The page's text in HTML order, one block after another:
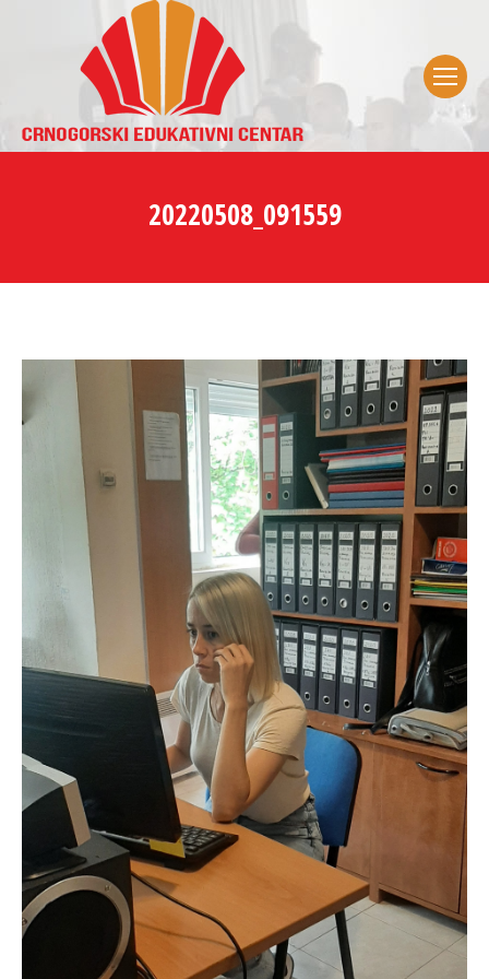
20220508_091559